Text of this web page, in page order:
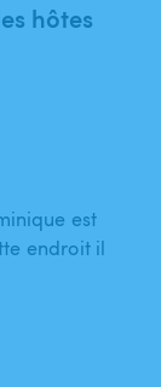
hôtes
est
endroit il